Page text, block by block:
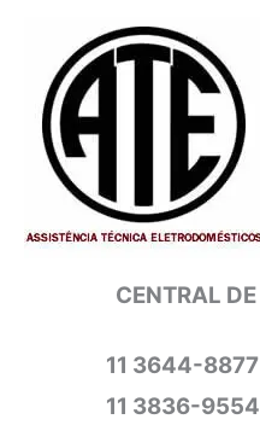
conteúdo
CENTRAL
11 3644-
11 3836-